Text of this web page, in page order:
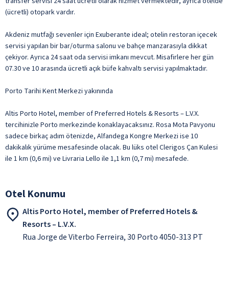
(ücretli) otopark vardır.
Akdeniz mutfağı sevenler için Exuberante ideal; otelin restoran içecek
servisi yapılan bir bar/oturma salonu ve bahçe manzarasıyla dikkat
çekiyor. Ayrıca 24 saat oda servisi imkanı mevcut. Misafirlere her gün
07.30 ve 10 arasında ücretli açık büfe kahvaltı servisi yapılmaktadır.
Porto Tarihi Kent Merkezi yakınında
Altis Porto Hotel, member of Preferred Hotels & Resorts – L.V.X.
tercihinizle Porto merkezinde konaklayacaksınız. Rosa Mota Pavyonu
sadece birkaç adım ötenizde, Alfandega Kongre Merkezi ise 10
dakikalık yürüme mesafesinde olacak. Bu lüks otel Clerigos Çan Kulesi
ile 1 km (0,6 mi) ve Livraria Lello ile 1,1 km (0,7 mi) mesafede.
Otel Konumu
Altis Porto Hotel, member of Preferred Hotels &
Resorts – L.V.X.
Rua Jorge de Viterbo Ferreira, 30 Porto 4050-313 PT